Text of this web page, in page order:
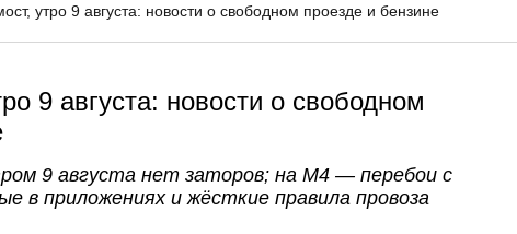
утро 9 августа: новости о свободном проезде и бензине
9 августа: новости о свободном
9 августа нет заторов; на М4 — перебои с
в приложениях и жёсткие правила провоза